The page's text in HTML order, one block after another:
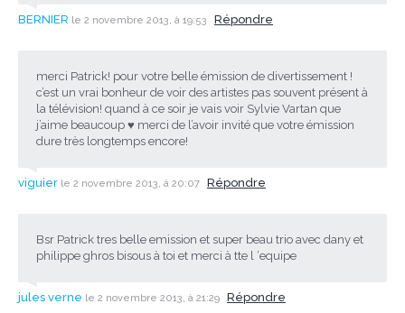
BERNIER le 2 novembre 2013, à 19:53 Répondre
merci Patrick! pour votre belle émission de divertissement !
c’est un vrai bonheur de voir des artistes pas souvent présent à
la télévision! quand à ce soir je vais voir Sylvie Vartan que
j’aime beaucoup ♥ merci de l’avoir invité que votre émission
dure très longtemps encore!
viguier le 2 novembre 2013, à 20:07 Répondre
Bsr Patrick tres belle emission et super beau trio avec dany et
philippe ghros bisous à toi et merci à tte l ‘equipe
jules verne le 2 novembre 2013, à 21:29 Répondre